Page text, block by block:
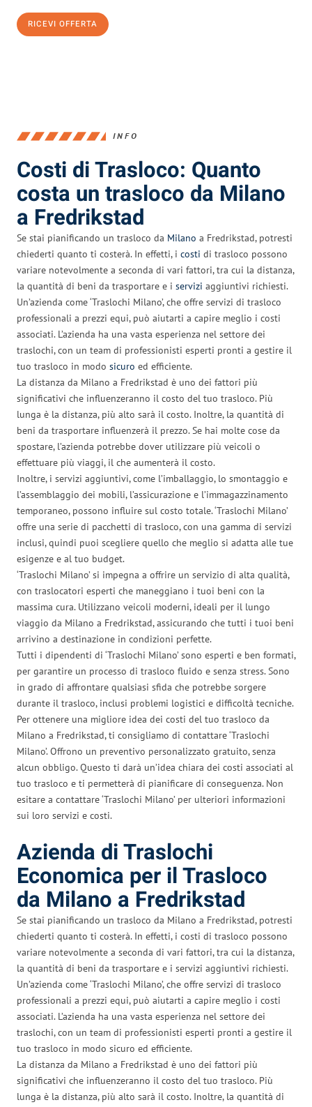
RICEVI OFFERTA
INFO
Costi di Trasloco: Quanto
costa un trasloco da Milano
a Fredrikstad
Se stai pianificando un trasloco da Milano a Fredrikstad, potresti
chiederti quanto ti costerà. In effetti, i costi di trasloco possono
variare notevolmente a seconda di vari fattori, tra cui la distanza,
la quantità di beni da trasportare e i servizi aggiuntivi richiesti.
Un’azienda come ‘Traslochi Milano’, che offre servizi di trasloco
professionali a prezzi equi, può aiutarti a capire meglio i costi
associati. L’azienda ha una vasta esperienza nel settore dei
traslochi, con un team di professionisti esperti pronti a gestire il
tuo trasloco in modo sicuro ed efficiente.
La distanza da Milano a Fredrikstad è uno dei fattori più
significativi che influenzeranno il costo del tuo trasloco. Più
lunga è la distanza, più alto sarà il costo. Inoltre, la quantità di
beni da trasportare influenzerà il prezzo. Se hai molte cose da
spostare, l’azienda potrebbe dover utilizzare più veicoli o
effettuare più viaggi, il che aumenterà il costo.
Inoltre, i servizi aggiuntivi, come l’imballaggio, lo smontaggio e
l’assemblaggio dei mobili, l’assicurazione e l’immagazzinamento
temporaneo, possono influire sul costo totale. ‘Traslochi Milano’
offre una serie di pacchetti di trasloco, con una gamma di servizi
inclusi, quindi puoi scegliere quello che meglio si adatta alle tue
esigenze e al tuo budget.
‘Traslochi Milano’ si impegna a offrire un servizio di alta qualità,
con traslocatori esperti che maneggiano i tuoi beni con la
massima cura. Utilizzano veicoli moderni, ideali per il lungo
viaggio da Milano a Fredrikstad, assicurando che tutti i tuoi beni
arrivino a destinazione in condizioni perfette.
Tutti i dipendenti di ‘Traslochi Milano’ sono esperti e ben formati,
per garantire un processo di trasloco fluido e senza stress. Sono
in grado di affrontare qualsiasi sfida che potrebbe sorgere
durante il trasloco, inclusi problemi logistici e difficoltà tecniche.
Per ottenere una migliore idea dei costi del tuo trasloco da
Milano a Fredrikstad, ti consigliamo di contattare ‘Traslochi
Milano’. Offrono un preventivo personalizzato gratuito, senza
alcun obbligo. Questo ti darà un’idea chiara dei costi associati al
tuo trasloco e ti permetterà di pianificare di conseguenza. Non
esitare a contattare ‘Traslochi Milano’ per ulteriori informazioni
sui loro servizi e costi.
Azienda di Traslochi
Economica per il Trasloco
da Milano a Fredrikstad
Se stai pianificando un trasloco da Milano a Fredrikstad, potresti
chiederti quanto ti costerà. In effetti, i costi di trasloco possono
variare notevolmente a seconda di vari fattori, tra cui la distanza,
la quantità di beni da trasportare e i servizi aggiuntivi richiesti.
Un’azienda come ‘Traslochi Milano’, che offre servizi di trasloco
professionali a prezzi equi, può aiutarti a capire meglio i costi
associati. L’azienda ha una vasta esperienza nel settore dei
traslochi, con un team di professionisti esperti pronti a gestire il
tuo trasloco in modo sicuro ed efficiente.
La distanza da Milano a Fredrikstad è uno dei fattori più
significativi che influenzeranno il costo del tuo trasloco. Più
lunga è la distanza, più alto sarà il costo. Inoltre, la quantità di